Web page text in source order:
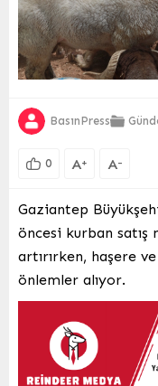
BasınPress
0 A+ A-
Gaziantep
öncesi kurban
artırırken, haşere
önlemler alıyor.